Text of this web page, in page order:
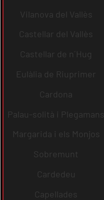
Vilanova del Vallès
Castellar del Vallès
Castellar de n´Hug
Eulàlia de Riuprimer
Cardona
Palau-solità i Plegamans
Margarida i els Monjos
Sobremunt
Cardedeu
Capellades